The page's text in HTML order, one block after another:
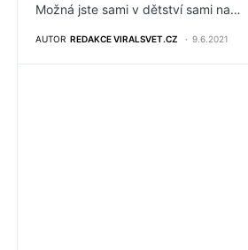
Možná jste sami v dětství sami na…
AUTOR REDAKCE VIRALSVET.CZ 9.6.2021